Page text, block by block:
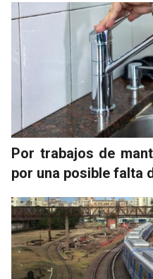
Por trabajos de
por una posible falta